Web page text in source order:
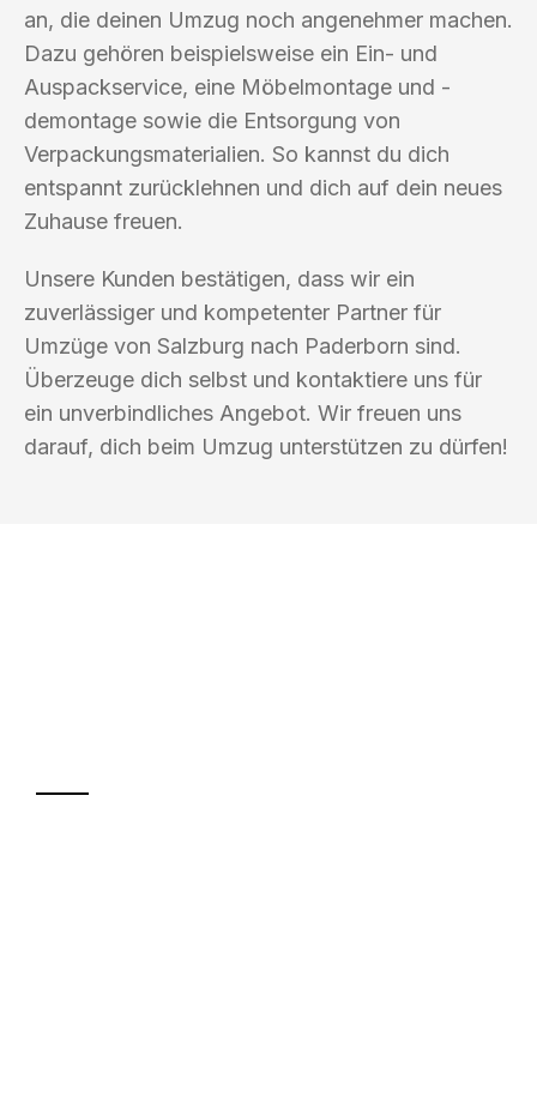
an, die deinen Umzug noch angenehmer machen.
Dazu gehören beispielsweise ein Ein- und
Auspackservice, eine Möbelmontage und -
demontage sowie die Entsorgung von
Verpackungsmaterialien. So kannst du dich
entspannt zurücklehnen und dich auf dein neues
Zuhause freuen.
Unsere Kunden bestätigen, dass wir ein
zuverlässiger und kompetenter Partner für
Umzüge von Salzburg nach Paderborn sind.
Überzeuge dich selbst und kontaktiere uns für
ein unverbindliches Angebot. Wir freuen uns
darauf, dich beim Umzug unterstützen zu dürfen!